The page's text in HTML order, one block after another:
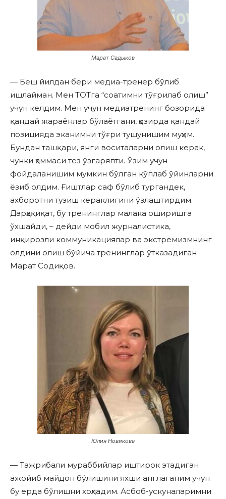
Марат Садыков
— Беш йилдан бери медиа-тренер бўлиб
ишлайман. Мен ТОТга “соатимни тўғрилаб олиш”
учун келдим. Мен учун медиатренинг бозорида
қандай жараёнлар бўлаётгани, ҳозирда қандай
позицияда эканимни тўғри тушунишим муҳим.
Бундан ташқари, янги воситаларни олиш керак,
чунки ҳаммаси тез ўзгаряпти. Ўзим учун
фойдаланишим мумкин бўлган кўплаб ўйинларни
ёзиб олдим. Ғиштлар саф бўлиб тургандек,
ахборотни тузиш кераклигини ўзлаштирдим.
Дарҳақиқат, бу тренинглар малака оширишга
ўхшайди, – дейди мобил журналистика,
инқирозли коммуникациялар ва экстремизмнинг
олдини олиш бўйича тренинглар ўтказадиган
Марат Содиқов.
Юлия Новикова
— Тажрибали мураббийлар иштирок этадиган
ажойиб майдон бўлишини яхши англаганим учун
бу ерда бўлишни хоҳладим. Асбоб-ускуналаримни